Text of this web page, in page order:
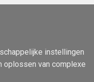
instellingen
oplossen van complexe